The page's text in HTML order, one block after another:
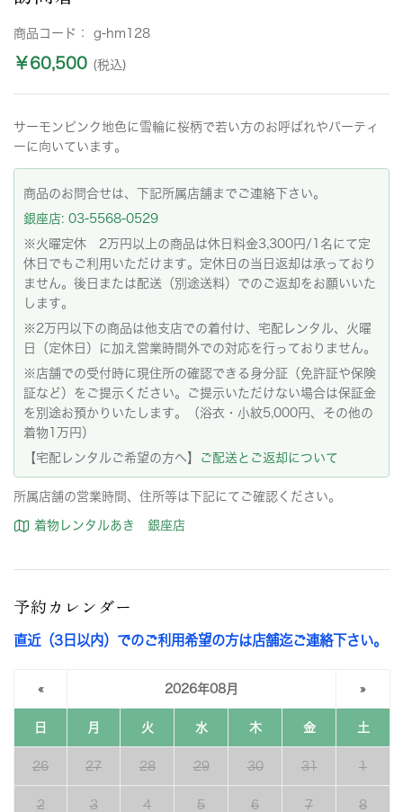
商品コード： g-hm128
￥60,500 (税込)
サーモンピンク地色に雪輪に桜柄で若い方のお呼ばれやパーティ
ーに向いています。
商品のお問合せは、下記所属店舗までご連絡下さい。
銀座店: 03-5568-0529
※火曜定休 2万円以上の商品は休日料金3,300円/1名にて定
休日でもご利用いただけます。定休日の当日返却は承っており
ません。後日または配送（別途送料）でのご返却をお願いいた
します。
※2万円以下の商品は他支店での着付け、宅配レンタル、火曜
日（定休日）に加え営業時間外での対応を行っておりません。
※店舗での受付時に現住所の確認できる身分証（免許証や保険
証など）をご提示ください。ご提示いただけない場合は保証金
を別途お預かりいたします。（浴衣・小紋5,000円、その他の
着物1万円）
【宅配レンタルご希望の方へ】
ご配送とご返却について
所属店舗の営業時間、住所等は下記にてご確認ください。
着物レンタルあき 銀座店
予約カレンダー
直近（3日以内）でのご利用希望の方は店舗迄ご連絡下さい。
« 2026年08月 »
日 月 火 水 木 金 土
26 27 28 29 30 31 1
2 3 4 5 6 7 8